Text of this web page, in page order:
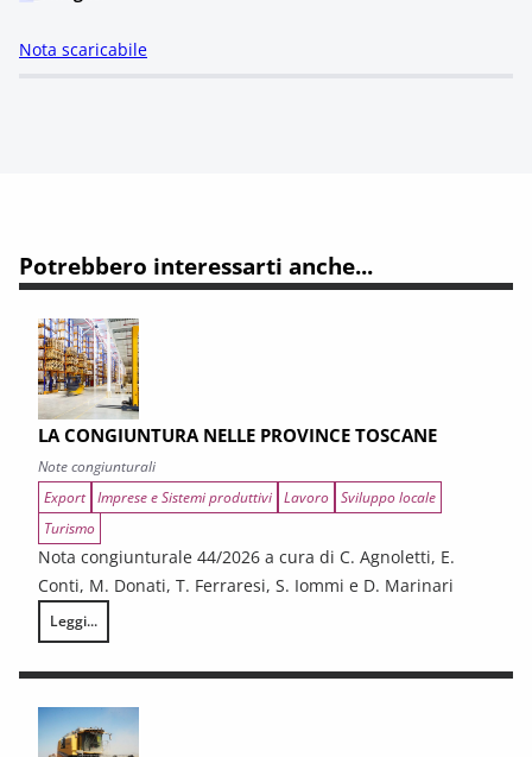
Nota scaricabile
Potrebbero interessarti anche...
LA CONGIUNTURA NELLE PROVINCE TOSCANE
Note congiunturali
Export Imprese e Sistemi produttivi Lavoro Sviluppo locale
Turismo
Nota congiunturale 44/2026 a cura di C. Agnoletti, E.
Conti, M. Donati, T. Ferraresi, S. Iommi e D. Marinari
Leggi...
LA CONGIUNTURA NELLE PROVINCE TOSCANE